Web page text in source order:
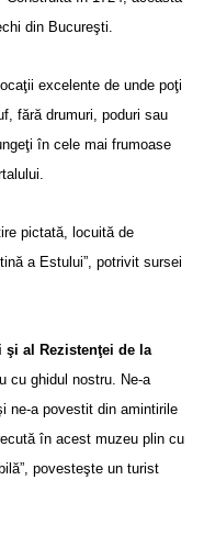
din Bucureşti.
excelente de unde poţi
fără drumuri, poduri sau
în cele mai frumoase
pictată, locuită de
a Estului”, potrivit sursei
al Rezistenţei de la
cu ghidul nostru. Ne-a
ne-a povestit din amintirile
în acest muzeu plin cu
povesteşte un turist